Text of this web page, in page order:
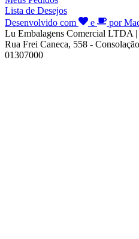
Lista de Desejos
Desenvolvido com
e
por
Lu Embalagens Comercial LTDA
Rua Frei Caneca, 558 -
01307000